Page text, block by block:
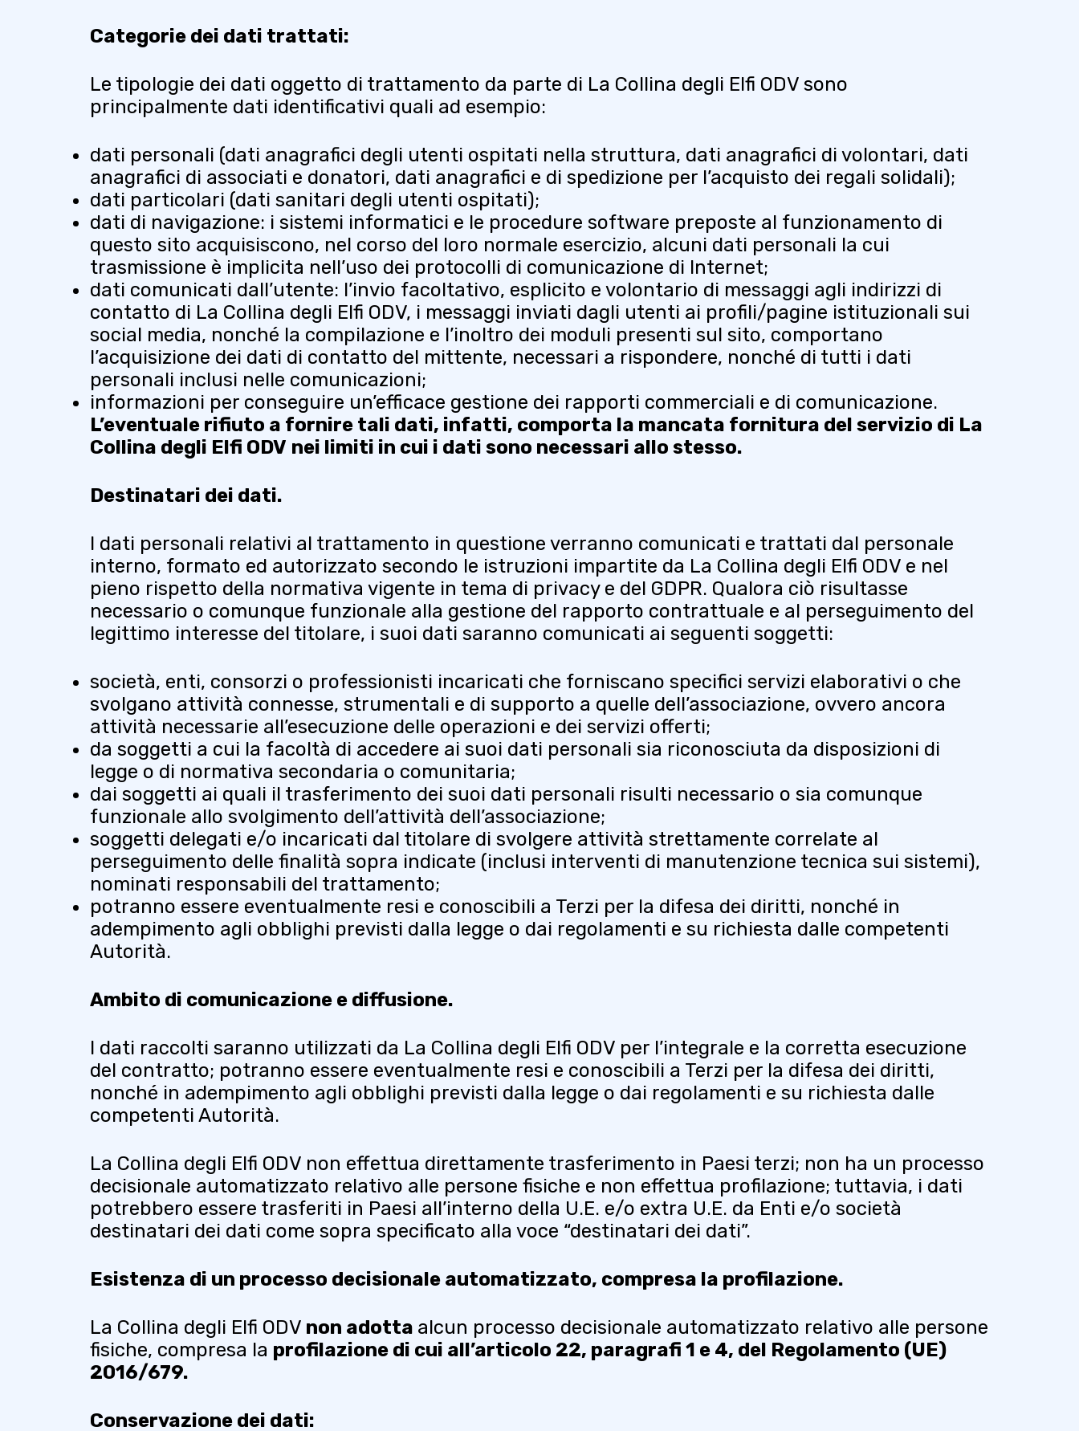
Categorie dei dati trattati:
Le tipologie dei dati oggetto di trattamento da parte di La Collina degli Elfi ODV sono
principalmente dati identificativi quali ad esempio:
dati personali (dati anagrafici degli utenti ospitati nella struttura, dati anagrafici di volontari, dati
anagrafici di associati e donatori, dati anagrafici e di spedizione per l’acquisto dei regali solidali);
dati particolari (dati sanitari degli utenti ospitati);
dati di navigazione: i sistemi informatici e le procedure software preposte al funzionamento di
questo sito acquisiscono, nel corso del loro normale esercizio, alcuni dati personali la cui
trasmissione è implicita nell’uso dei protocolli di comunicazione di Internet;
dati comunicati dall’utente: l’invio facoltativo, esplicito e volontario di messaggi agli indirizzi di
contatto di La Collina degli Elfi ODV, i messaggi inviati dagli utenti ai profili/pagine istituzionali sui
social media, nonché la compilazione e l’inoltro dei moduli presenti sul sito, comportano
l’acquisizione dei dati di contatto del mittente, necessari a rispondere, nonché di tutti i dati
personali inclusi nelle comunicazioni;
informazioni per conseguire un’efficace gestione dei rapporti commerciali e di comunicazione.
L’eventuale rifiuto a fornire tali dati, infatti, comporta la mancata fornitura del servizio di La
Collina degli Elfi ODV nei limiti in cui i dati sono necessari allo stesso.
Destinatari dei dati.
I dati personali relativi al trattamento in questione verranno comunicati e trattati dal personale
interno, formato ed autorizzato secondo le istruzioni impartite da La Collina degli Elfi ODV e nel
pieno rispetto della normativa vigente in tema di privacy e del GDPR. Qualora ciò risultasse
necessario o comunque funzionale alla gestione del rapporto contrattuale e al perseguimento del
legittimo interesse del titolare, i suoi dati saranno comunicati ai seguenti soggetti:
società, enti, consorzi o professionisti incaricati che forniscano specifici servizi elaborativi o che
svolgano attività connesse, strumentali e di supporto a quelle dell’associazione, ovvero ancora
attività necessarie all’esecuzione delle operazioni e dei servizi offerti;
da soggetti a cui la facoltà di accedere ai suoi dati personali sia riconosciuta da disposizioni di
legge o di normativa secondaria o comunitaria;
dai soggetti ai quali il trasferimento dei suoi dati personali risulti necessario o sia comunque
funzionale allo svolgimento dell’attività dell’associazione;
soggetti delegati e/o incaricati dal titolare di svolgere attività strettamente correlate al
perseguimento delle finalità sopra indicate (inclusi interventi di manutenzione tecnica sui sistemi),
nominati responsabili del trattamento;
potranno essere eventualmente resi e conoscibili a Terzi per la difesa dei diritti, nonché in
adempimento agli obblighi previsti dalla legge o dai regolamenti e su richiesta dalle competenti
Autorità.
Ambito di comunicazione e diffusione.
I dati raccolti saranno utilizzati da La Collina degli Elfi ODV per l’integrale e la corretta esecuzione
del contratto; potranno essere eventualmente resi e conoscibili a Terzi per la difesa dei diritti,
nonché in adempimento agli obblighi previsti dalla legge o dai regolamenti e su richiesta dalle
competenti Autorità.
La Collina degli Elfi ODV non effettua direttamente trasferimento in Paesi terzi; non ha un processo
decisionale automatizzato relativo alle persone fisiche e non effettua profilazione; tuttavia, i dati
potrebbero essere trasferiti in Paesi all’interno della U.E. e/o extra U.E. da Enti e/o società
destinatari dei dati come sopra specificato alla voce “destinatari dei dati”.
Esistenza di un processo decisionale automatizzato, compresa la profilazione.
La Collina degli Elfi ODV non adotta alcun processo decisionale automatizzato relativo alle persone
fisiche, compresa la profilazione di cui all’articolo 22, paragrafi 1 e 4, del Regolamento (UE)
2016/679.
Conservazione dei dati: